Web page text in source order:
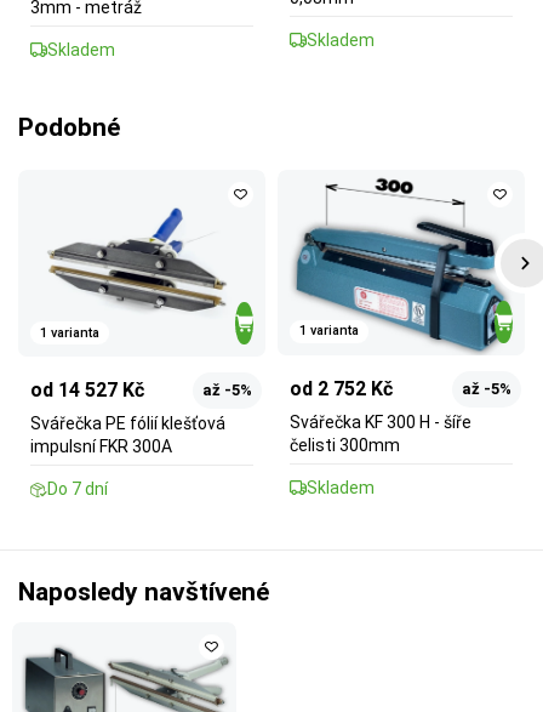
3mm - metráž
Skladem
Skladem
Podobné
1 varianta
od 14 527 Kč až -5%
Svářečka PE fólií klešťová
impulsní FKR 300A
Do 7 dní
1 varianta
od 2 752 Kč až -5%
Svářečka KF 300 H - šíře
čelisti 300mm
Skladem
Naposledy navštívené